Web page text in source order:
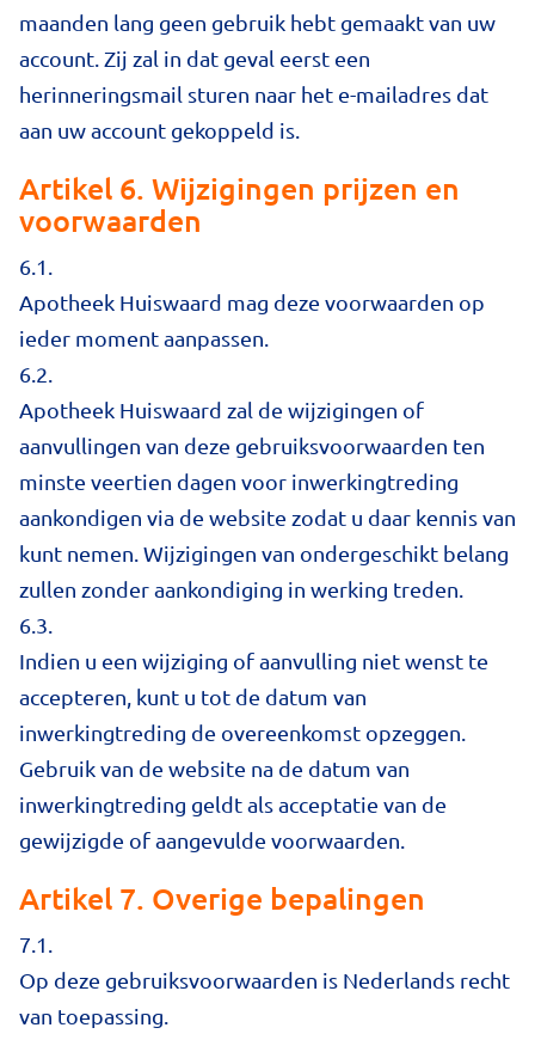
maanden lang geen gebruik hebt gemaakt van uw
account. Zij zal in dat geval eerst een
herinneringsmail sturen naar het e-mailadres dat
aan uw account gekoppeld is.
Artikel 6. Wijzigingen prijzen en
voorwaarden
6.1.
Apotheek Huiswaard mag deze voorwaarden op
ieder moment aanpassen.
6.2.
Apotheek Huiswaard zal de wijzigingen of
aanvullingen van deze gebruiksvoorwaarden ten
minste veertien dagen voor inwerkingtreding
aankondigen via de website zodat u daar kennis van
kunt nemen. Wijzigingen van ondergeschikt belang
zullen zonder aankondiging in werking treden.
6.3.
Indien u een wijziging of aanvulling niet wenst te
accepteren, kunt u tot de datum van
inwerkingtreding de overeenkomst opzeggen.
Gebruik van de website na de datum van
inwerkingtreding geldt als acceptatie van de
gewijzigde of aangevulde voorwaarden.
Artikel 7. Overige bepalingen
7.1.
Op deze gebruiksvoorwaarden is Nederlands recht
van toepassing.